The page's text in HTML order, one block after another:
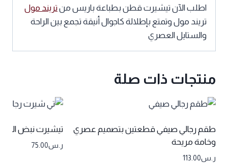
اطلب الآن تيشيرت قطن بطباعة باريس منتريند مول
تريند مول وتمتع بإطلالة كاجوال أنيقة تجمع بين الراحة
والستايل العصري
منتجات ذات صلة
طقم رجالي صيفي قطعتين بتصميم عصري
وخامة مريحة
ر.س113.00
تيشيرت نبض الحياة
ر.س75.00